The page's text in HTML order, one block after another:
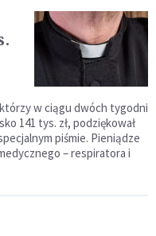
w ciągu dwóch tygodni
141 tys. zł, podziękował
piśmie. Pieniądze
– respiratora i